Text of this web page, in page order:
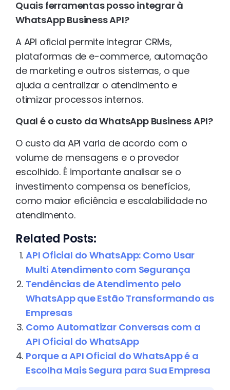
Quais ferramentas posso integrar à
WhatsApp Business API?
A API oficial permite integrar CRMs,
plataformas de e-commerce, automação
de marketing e outros sistemas, o que
ajuda a centralizar o atendimento e
otimizar processos internos.
Qual é o custo da WhatsApp Business API?
O custo da API varia de acordo com o
volume de mensagens e o provedor
escolhido. É importante analisar se o
investimento compensa os benefícios,
como maior eficiência e escalabilidade no
atendimento.
Related Posts:
API Oficial do WhatsApp: Como Usar
Multi Atendimento com Segurança
Tendências de Atendimento pelo
WhatsApp que Estão Transformando as
Empresas
Como Automatizar Conversas com a
API Oficial do WhatsApp
Porque a API Oficial do WhatsApp é a
Escolha Mais Segura para Sua Empresa